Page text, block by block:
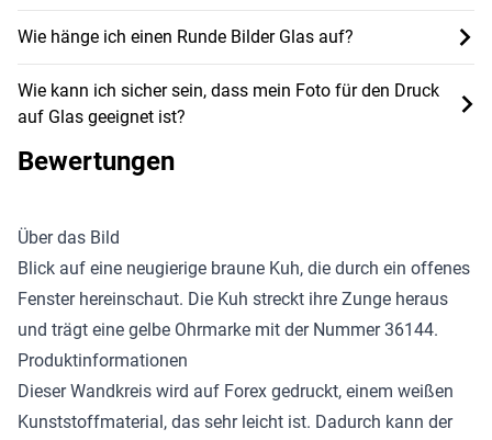
Wie hänge ich einen Runde Bilder Glas auf?
Wie kann ich sicher sein, dass mein Foto für den Druck
auf Glas geeignet ist?
Bewertungen
Über das Bild
Blick auf eine neugierige braune Kuh, die durch ein offenes
Fenster hereinschaut. Die Kuh streckt ihre Zunge heraus
und trägt eine gelbe Ohrmarke mit der Nummer 36144.
Produktinformationen
Dieser Wandkreis wird auf Forex gedruckt, einem weißen
Kunststoffmaterial, das sehr leicht ist. Dadurch kann der